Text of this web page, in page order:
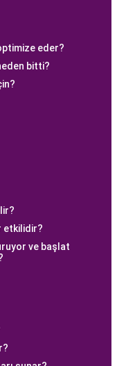
eder?
bitti?
etkilidir?
ve başlat